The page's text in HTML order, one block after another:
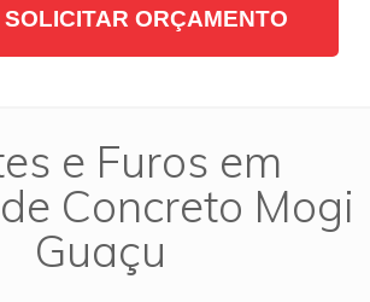
ORÇAMENTO
e Furos em
Concreto Mogi
Guaçu